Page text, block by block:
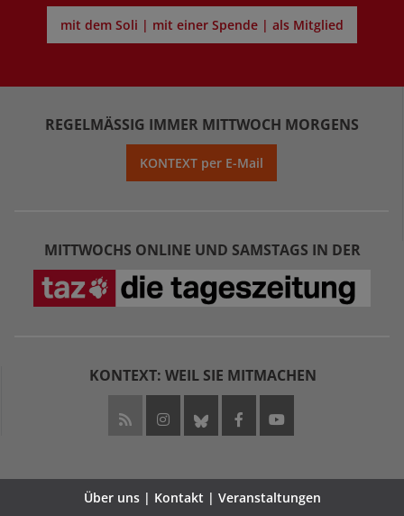
mit dem Soli | mit einer Spende | als Mitglied
REGELMÄSSIG IMMER MITTWOCH MORGENS
KONTEXT per E-Mail
MITTWOCHS ONLINE UND SAMSTAGS IN DER
KONTEXT: WEIL SIE MITMACHEN
Über uns | Kontakt | Veranstaltungen